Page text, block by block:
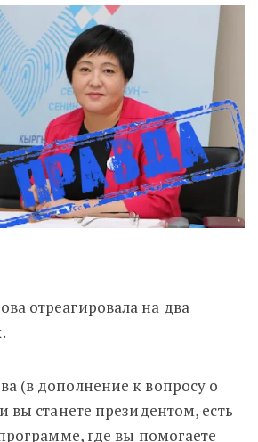
отреагировала на два
(в дополнение к вопросу о
вы станете президентом, есть
где вы помогаете